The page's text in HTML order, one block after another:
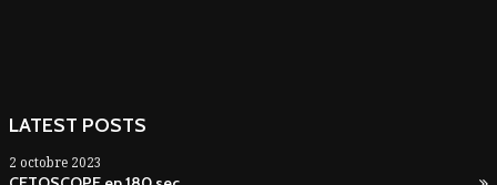
LATEST POSTS
2 octobre 2023